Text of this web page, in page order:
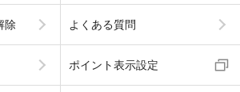
除 よくある質問
ポイント表示設定